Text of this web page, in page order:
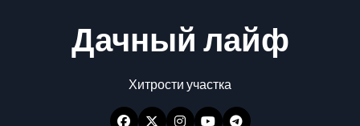
Дачный лайф
Хитрости участка